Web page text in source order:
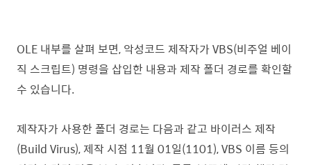
OLE 내부를 살펴 보면, 악성코드 제작자가 VBS(비주얼 베이
직 스크립트) 명령을 삽입한 내용과 제작 폴더 경로를 확인할
수 있습니다.
제작자가 사용한 폴더 경로는 다음과 같고 바이러스 제작
(Build Virus), 제작 시점 11월 01일(1101), VBS 이름 등의